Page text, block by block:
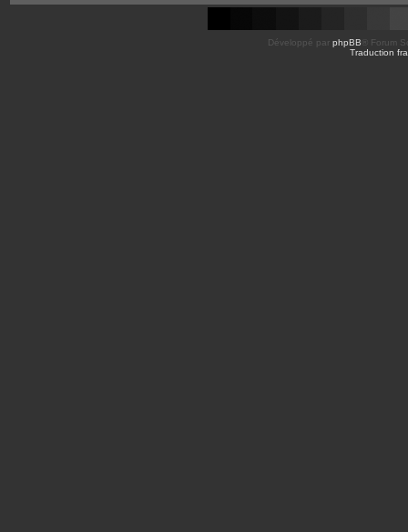
Développé par phpBB ® Forum
Traduction